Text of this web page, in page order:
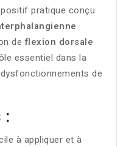
pratique conçu
deflexion dorsale
essentiel dans la
de
à appliquer et à